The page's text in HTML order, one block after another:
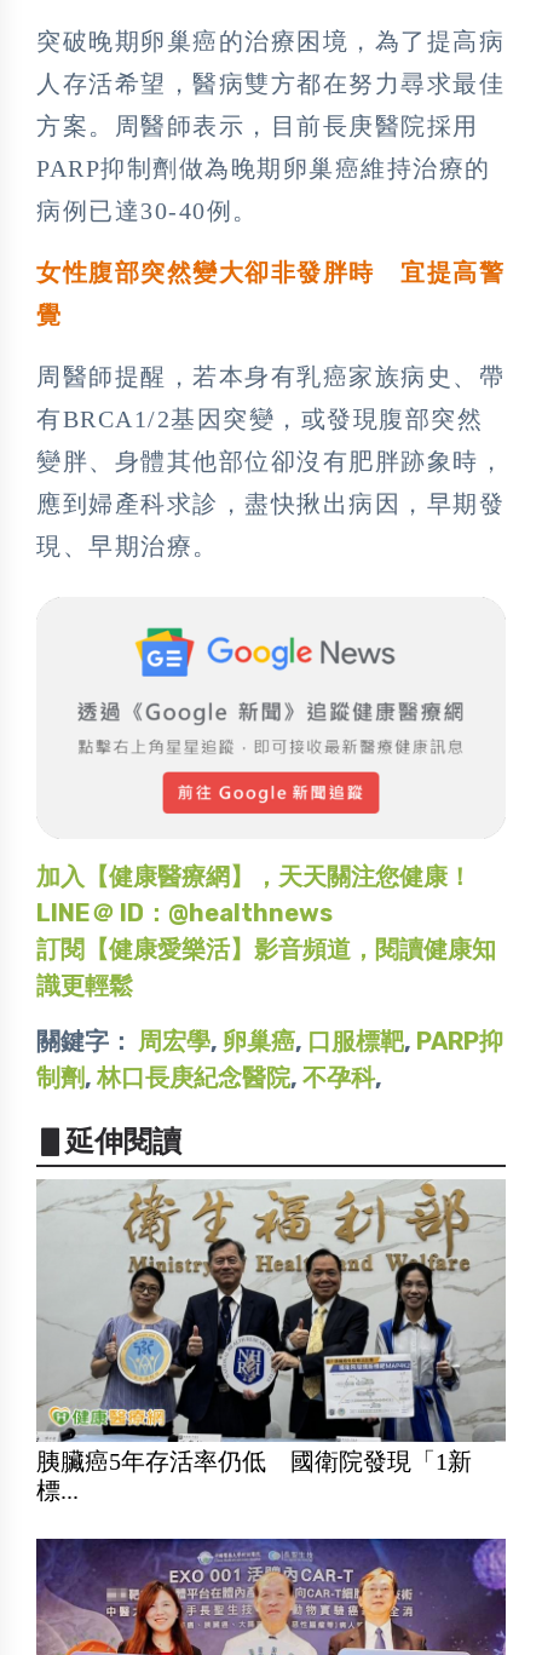
突破晚期卵巢癌的治療困境，為了提高病
人存活希望，醫病雙方都在努力尋求最佳
方案。周醫師表示，目前長庚醫院採用
PARP抑制劑做為晚期卵巢癌維持治療的
病例已達30-40例。
女性腹部突然變大卻非發胖時 宜提高警
覺
周醫師提醒，若本身有乳癌家族病史、帶
有BRCA1/2基因突變，或發現腹部突然
變胖、身體其他部位卻沒有肥胖跡象時，
應到婦產科求診，盡快揪出病因，早期發
現、早期治療。
加入【健康醫療網】，天天關注您健康！
LINE＠ ID：@healthnews
訂閱【健康愛樂活】影音頻道，閱讀健康知
識更輕鬆
關鍵字： 周宏學, 卵巢癌, 口服標靶, PARP抑
制劑,林口長庚紀念醫院, 不孕科,
▋延伸閱讀
胰臟癌5年存活率仍低 國衛院發現「1新
標...